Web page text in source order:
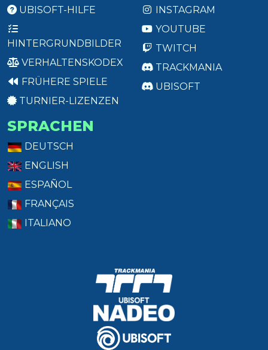
UBISOFT-HILFE
HINTERGRUNDBILDER
VERHALTENSKODEX
FRÜHERE SPIELE
TURNIER-LIZENZEN
INSTAGRAM
YOUTUBE
TWITCH
TRACKMANIA
UBISOFT
SPRACHEN
DEUTSCH
ENGLISH
ESPAÑOL
FRANÇAIS
ITALIANO